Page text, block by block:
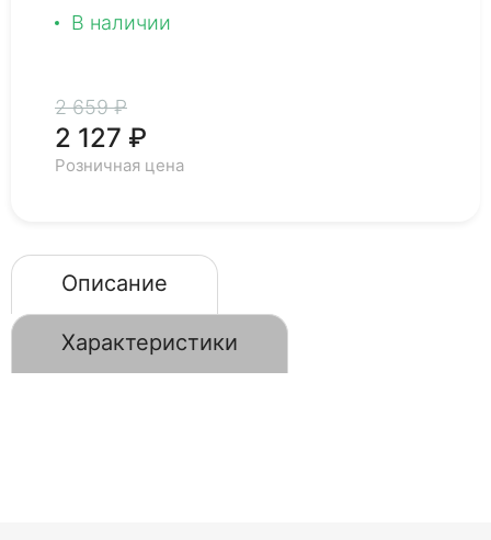
В наличии
2 659 ₽
2 127 ₽
Розничная цена
Описание
Характеристики